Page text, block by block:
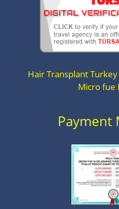
Hair Transplant
Micro fue
Payment